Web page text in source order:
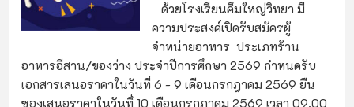
ด้วยโรงเรียนคึมใหญ่วิทยา มี
ความประสงค์เปิดรับสมัครผู้
จำหน่ายอาหาร ประเภทร้าน
อาหารอีสาน/ของว่าง ประจำปีการศึกษา 2569 กำหนดรับ
เอกสารเสนอราคาในวันที่ 6 - 9 เดือนกรกฎาคม 2569 ยืน
ซองเสนอราคาในวันทึ่ 10 เดือนกรกฎาคม 2569 เวลา 09.00